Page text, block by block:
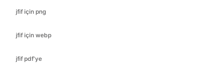
jfif için png
jfif için webp
jfif pdf'ye